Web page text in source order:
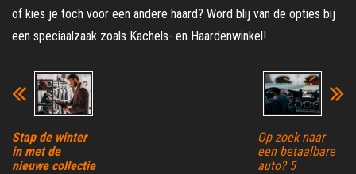
of kies je toch voor een andere haard? Word blij van de opties bij
een speciaalzaak zoals Kachels- en Haardenwinkel!
Stap de winter
in met de
nieuwe collectie
Op zoek naar
een betaalbare
auto? 5